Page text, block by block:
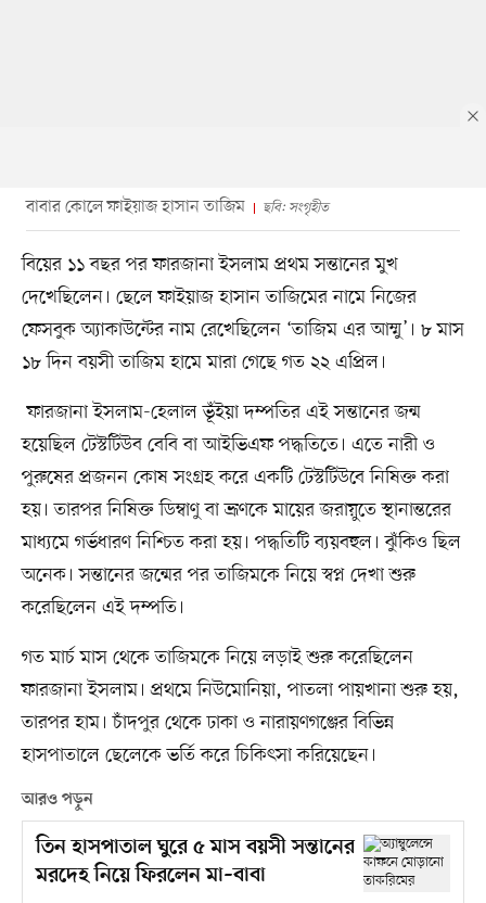
বাবার কোলে ফাইয়াজ হাসান তাজিম ছবি: সংগৃহীত
বিয়ের ১১ বছর পর ফারজানা ইসলাম প্রথম সন্তানের মুখ
দেখেছিলেন। ছেলে ফাইয়াজ হাসান তাজিমের নামে নিজের
ফেসবুক অ্যাকাউন্টের নাম রেখেছিলেন ‘তাজিম এর আম্মু’। ৮ মাস
১৮ দিন বয়সী তাজিম হামে মারা গেছে গত ২২ এপ্রিল।
ফারজানা ইসলাম-হেলাল ভূঁইয়া দম্পতির এই সন্তানের জন্ম
হয়েছিল টেস্টটিউব বেবি বা আইভিএফ পদ্ধতিতে। এতে নারী ও
পুরুষের প্রজনন কোষ সংগ্রহ করে একটি টেস্টটিউবে নিষিক্ত করা
হয়। তারপর নিষিক্ত ডিম্বাণু বা ভ্রূণকে মায়ের জরায়ুতে স্থানান্তরের
মাধ্যমে গর্ভধারণ নিশ্চিত করা হয়। পদ্ধতিটি ব্যয়বহুল। ঝুঁকিও ছিল
অনেক। সন্তানের জন্মের পর তাজিমকে নিয়ে স্বপ্ন দেখা শুরু
করেছিলেন এই দম্পতি।
গত মার্চ মাস থেকে তাজিমকে নিয়ে লড়াই শুরু করেছিলেন
ফারজানা ইসলাম। প্রথমে নিউমোনিয়া, পাতলা পায়খানা শুরু হয়,
তারপর হাম। চাঁদপুর থেকে ঢাকা ও নারায়ণগঞ্জের বিভিন্ন
হাসপাতালে ছেলেকে ভর্তি করে চিকিৎসা করিয়েছেন।
আরও পড়ুন
তিন হাসপাতাল ঘুরে ৫ মাস বয়সী সন্তানের
মরদেহ নিয়ে ফিরলেন মা–বাবা